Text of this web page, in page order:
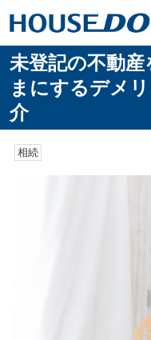
未登記の不動
まにするデメ
介
相続